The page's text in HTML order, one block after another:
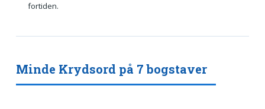
fortiden.
Minde Krydsord på 7 bogstaver